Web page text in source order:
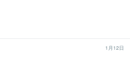
1月12日